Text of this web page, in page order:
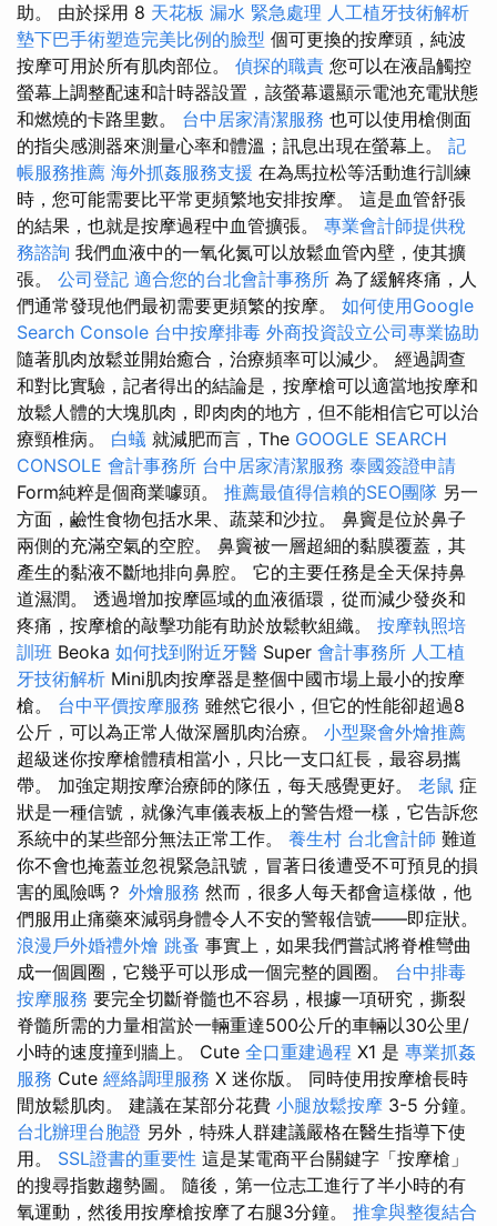
助。 由於採用 8 天花板 漏水 緊急處理 人工植牙技術解析
墊下巴手術塑造完美比例的臉型 個可更換的按摩頭，純波
按摩可用於所有肌肉部位。 偵探的職責 您可以在液晶觸控
螢幕上調整配速和計時器設置，該螢幕還顯示電池充電狀態
和燃燒的卡路里數。 台中居家清潔服務 也可以使用槍側面
的指尖感測器來測量心率和體溫；訊息出現在螢幕上。 記
帳服務推薦 海外抓姦服務支援 在為馬拉松等活動進行訓練
時，您可能需要比平常更頻繁地安排按摩。 這是血管舒張
的結果，也就是按摩過程中血管擴張。 專業會計師提供稅
務諮詢 我們血液中的一氧化氮可以放鬆血管內壁，使其擴
張。 公司登記 適合您的台北會計事務所 為了緩解疼痛，人
們通常發現他們最初需要更頻繁的按摩。 如何使用Google
Search Console 台中按摩排毒 外商投資設立公司專業協助
隨著肌肉放鬆並開始癒合，治療頻率可以減少。 經過調查
和對比實驗，記者得出的結論是，按摩槍可以適當地按摩和
放鬆人體的大塊肌肉，即肉肉的地方，但不能相信它可以治
療頸椎病。 白蟻 就減肥而言，The GOOGLE SEARCH
CONSOLE 會計事務所 台中居家清潔服務 泰國簽證申請
Form純粹是個商業噱頭。 推薦最值得信賴的SEO團隊 另一
方面，鹼性食物包括水果、蔬菜和沙拉。 鼻竇是位於鼻子
兩側的充滿空氣的空腔。 鼻竇被一層超細的黏膜覆蓋，其
產生的黏液不斷地排向鼻腔。 它的主要任務是全天保持鼻
道濕潤。 透過增加按摩區域的血液循環，從而減少發炎和
疼痛，按摩槍的敲擊功能有助於放鬆軟組織。 按摩執照培
訓班 Beoka 如何找到附近牙醫 Super 會計事務所 人工植
牙技術解析 Mini肌肉按摩器是整個中國市場上最小的按摩
槍。 台中平價按摩服務 雖然它很小，但它的性能卻超過8
公斤，可以為正常人做深層肌肉治療。 小型聚會外燴推薦
超級迷你按摩槍體積相當小，只比一支口紅長，最容易攜
帶。 加強定期按摩治療師的隊伍，每天感覺更好。 老鼠 症
狀是一種信號，就像汽車儀表板上的警告燈一樣，它告訴您
系統中的某些部分無法正常工作。 養生村 台北會計師 難道
你不會也掩蓋並忽視緊急訊號，冒著日後遭受不可預見的損
害的風險嗎？ 外燴服務 然而，很多人每天都會這樣做，他
們服用止痛藥來減弱身體令人不安的警報信號——即症狀。
浪漫戶外婚禮外燴 跳蚤 事實上，如果我們嘗試將脊椎彎曲
成一個圓圈，它幾乎可以形成一個完整的圓圈。 台中排毒
按摩服務 要完全切斷脊髓也不容易，根據一項研究，撕裂
脊髓所需的力量相當於一輛重達500公斤的車輛以30公里/
小時的速度撞到牆上。 Cute 全口重建過程 X1 是 專業抓姦
服務 Cute 經絡調理服務 X 迷你版。 同時使用按摩槍長時
間放鬆肌肉。 建議在某部分花費 小腿放鬆按摩 3-5 分鐘。
台北辦理台胞證 另外，特殊人群建議嚴格在醫生指導下使
用。 SSL證書的重要性 這是某電商平台關鍵字「按摩槍」
的搜尋指數趨勢圖。 隨後，第一位志工進行了半小時的有
氧運動，然後用按摩槍按摩了右腿3分鐘。 推拿與整復結合